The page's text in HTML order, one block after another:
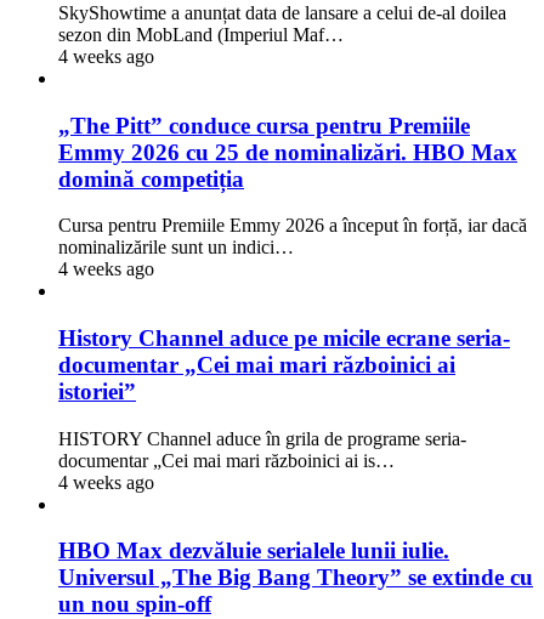
SkyShowtime a anunțat data de lansare a celui de-al doilea
sezon din MobLand (Imperiul Maf…
4 weeks ago
„The Pitt” conduce cursa pentru Premiile
Emmy 2026 cu 25 de nominalizări. HBO Max
domină competiția
Cursa pentru Premiile Emmy 2026 a început în forță, iar dacă
nominalizările sunt un indici…
4 weeks ago
History Channel aduce pe micile ecrane seria-
documentar „Cei mai mari războinici ai
istoriei”
HISTORY Channel aduce în grila de programe seria-
documentar „Cei mai mari războinici ai is…
4 weeks ago
HBO Max dezvăluie serialele lunii iulie.
Universul „The Big Bang Theory” se extinde cu
un nou spin-off